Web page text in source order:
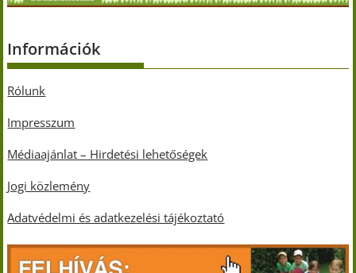
Információk
Rólunk
Impresszum
Médiaajánlat – Hirdetési lehetőségek
Jogi közlemény
Adatvédelmi és adatkezelési tájékoztató